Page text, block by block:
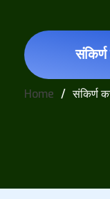
Home संकिर्ण